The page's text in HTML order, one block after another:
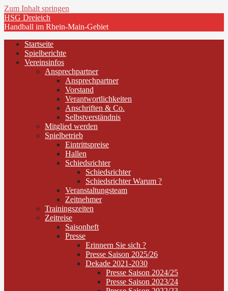
Zum Inhalt springen
HSG Dreieich
Handball im Rhein-Main-Gebiet
Startseite
Spielberichte
Vereinsinfos
Ansprechpartner
Ansprechpartner
Vorstand
Verantwortlichkeiten
Anschriften & Co.
Selbstverständnis
Mitglied werden
Spielbetrieb
Eintrittspreise
Hallen
Schiedsrichter
Schiedsrichter
Schiedsrichter Warum ?
Veranstaltungsteam
Zeitnehmer
Trainingszeiten
Zeitreise
Saisonheft
Presse
Erinnern Sie sich ?
Presse Saison 2025/26
Dekade 2021-2030
Presse Saison 2024/25
Presse Saison 2023/24